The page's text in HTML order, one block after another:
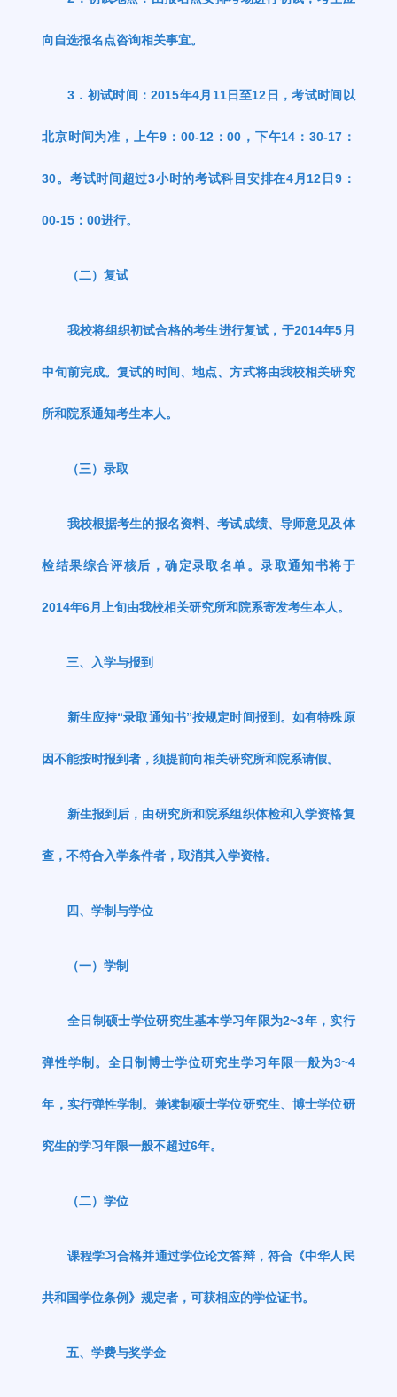
向自选报名点咨询相关事宜。
3 ．初试时间：2015年4月 11日至12 日，考试时间以
北京时间为准，上午9 ： 00-12：00 ，下午14 ： 30-17：
30。考试时间超过3小时的考试科目安排在4 月 12 日 9：
00-15 ：00进行。
（二）复试
我校将组织初试合格的考生进行复试，于2014年5 月
中旬前完成。复试的时间、地点、方式将由我校相关研究
所和院系通知考生本人。
（三）录取
我校根据考生的报名资料、考试成绩、导师意见及体
检结果综合评核后，确定录取名单。录取通知书将于
2014年6月上旬由我校相关研究所和院系寄发考生本人。
三、入学与报到
新生应持“录取通知书”按规定时间报到。如有特殊原
因不能按时报到者，须提前向相关研究所和院系请假。
新生报到后，由研究所和院系组织体检和入学资格复
查，不符合入学条件者，取消其入学资格。
四、学制与学位
（一）学制
全日制硕士学位研究生基本学习年限为2~3年，实行
弹性学制。全日制博士学位研究生学习年限一般为3~4
年，实行弹性学制。兼读制硕士学位研究生、博士学位研
究生的学习年限一般不超过6年。
（二）学位
课程学习合格并通过学位论文答辩，符合《中华人民
共和国学位条例》规定者，可获相应的学位证书。
五、学费与奖学金